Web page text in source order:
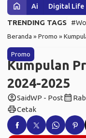
home Ai Digital Life
TRENDING TAGS
Beranda »Promo »
Promo
Kumpulan
2024-2025
account_circleSaidWP - Postcalendar_month
printCetak